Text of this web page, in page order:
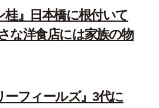
桂』日本橋に根付いて
な洋食店には家族の物
ーフィールズ』3代に